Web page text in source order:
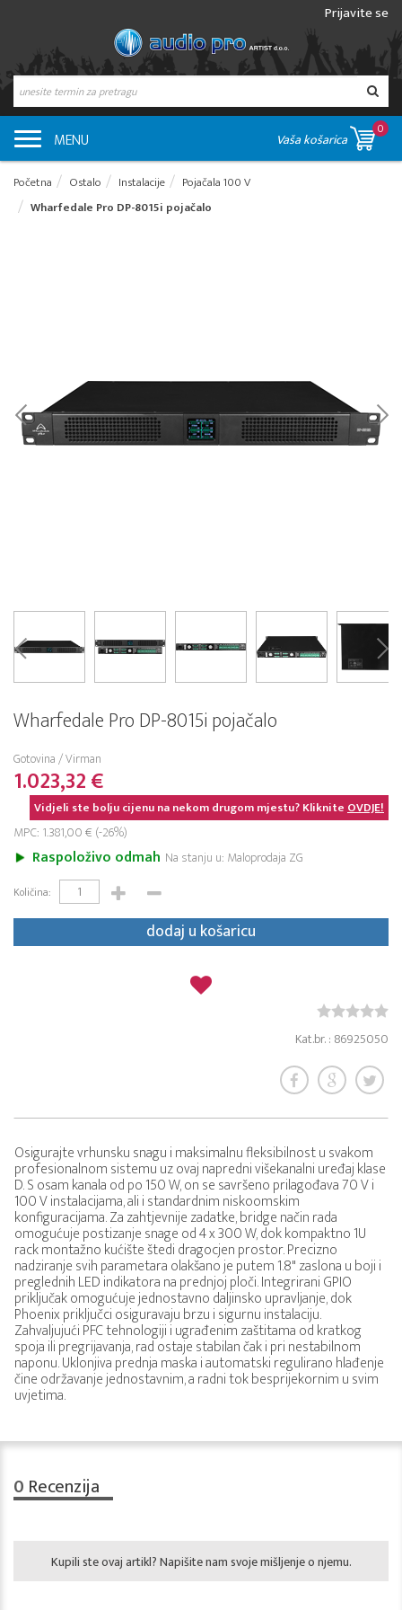
Prijavite se
MENU Vaša košarica
0
Početna Ostalo Instalacije
Pojačala 100 V
Wharfedale Pro DP-8015i pojačalo
Wharfedale Pro DP-8015i pojačalo
Gotovina / Virman
1.023,32 €
Vidjeli ste bolju cijenu na nekom drugom mjestu? KlikniteOVDJE!
MPC: 1.381,00 € (-26%)
Raspoloživo odmah Na stanju u: Maloprodaja ZG
Količina:
dodaj u košaricu
Kat.br. : 86925050
Osigurajte vrhunsku snagu i maksimalnu fleksibilnost u svakom
profesionalnom sistemu uz ovaj napredni višekanalni uređaj klase
D. S osam kanala od po 150 W, on se savršeno prilagođava 70 V i
100 V instalacijama, ali i standardnim niskoomskim
konfiguracijama. Za zahtjevnije zadatke, bridge način rada
omogućuje postizanje snage od 4 x 300 W, dok kompaktno 1U
rack montažno kućište štedi dragocjen prostor. Precizno
nadziranje svih parametara olakšano je putem 1.8" zaslona u boji i
preglednih LED indikatora na prednjoj ploči. Integrirani GPIO
priključak omogućuje jednostavno daljinsko upravljanje, dok
Phoenix priključci osiguravaju brzu i sigurnu instalaciju.
Zahvaljujući PFC tehnologiji i ugrađenim zaštitama od kratkog
spoja ili pregrijavanja, rad ostaje stabilan čak i pri nestabilnom
naponu. Uklonjiva prednja maska i automatski regulirano hlađenje
čine održavanje jednostavnim, a radni tok besprijekornim u svim
uvjetima.
0 Recenzija
Kupili ste ovaj artikl? Napišite nam svoje mišljenje o njemu.